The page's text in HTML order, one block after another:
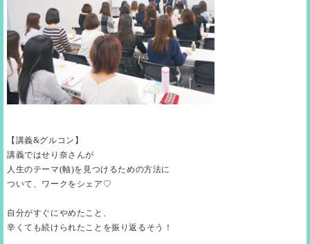
【講義&グルコン】
講義ではせり奈さんが
人生のテーマ(軸)を見つけるための方法に
ついて、ワークをシェア♡
自分がすぐにやめたこと、
辛くても続けられたことを振り返るそう！